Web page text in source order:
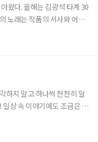
왔다. 올해는 김광석 타계 30
노래는 작품의 서사와 어우
하지 말고 하나씩 천천히 알
상 속 이야기에도 조금은 젊